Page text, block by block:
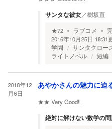
サンタな彼女／樹坂直
★72 ラブコメ
2016年10月25日 18:31
学園
サンタクロー
ライトノベル
短編
2018年12
月6日
あやかさんの魅力に迫
★★ Very Good!!
絶対に解けない数学の